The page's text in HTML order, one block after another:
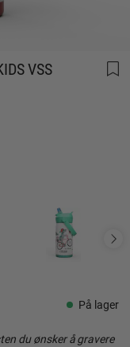
VSS
På lager
du ønsker å gravere